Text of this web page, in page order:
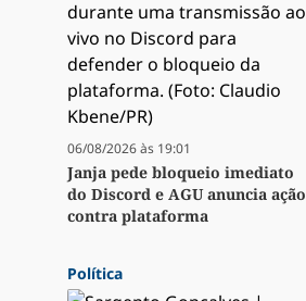
06/08/2026 às 19:01
Janja pede bloqueio imediato
do Discord e AGU anuncia ação
contra plataforma
Política